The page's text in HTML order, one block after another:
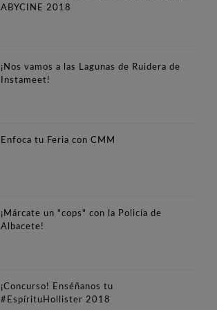
ABYCINE 2018
¡Nos vamos a las Lagunas de Ruidera de
Instameet!
Enfoca tu Feria con CMM
¡Márcate un "cops" con la Policía de
Albacete!
¡Concurso! Enséñanos tu
#EspírituHollister 2018